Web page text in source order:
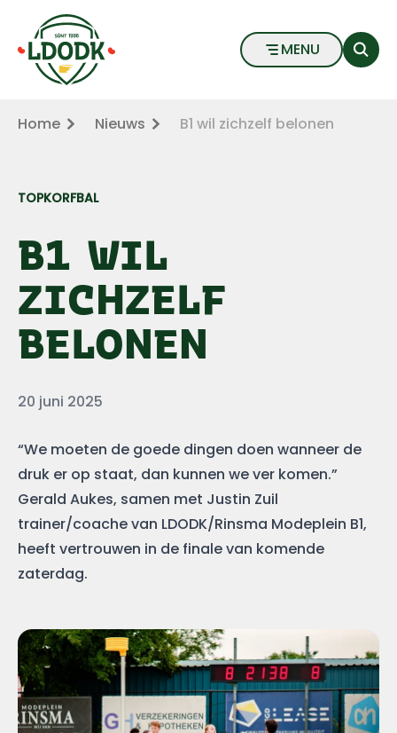
Naar hoofdinhoud
Naar voettekst
B1 wil zichzelf belonen - LDODK
MENU
Home Nieuws B1 wil zichzelf belonen
TOPKORFBAL
B1 WIL
ZICHZELF
BELONEN
Datum
20 juni 2025
“We moeten de goede dingen doen wanneer de
druk er op staat, dan kunnen we ver komen.”
Gerald Aukes, samen met Justin Zuil
trainer/coache van LDODK/Rinsma Modeplein B1,
heeft vertrouwen in de finale van komende
zaterdag.